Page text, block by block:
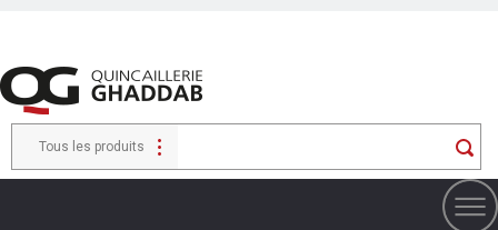
Tous les produits